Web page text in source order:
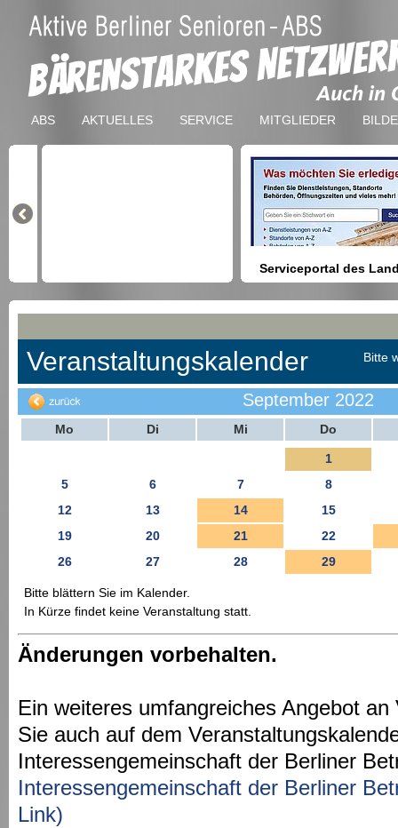
ABS AKTUELLES SERVICE MITGLIEDER
Serviceportal des
Berlin
Anmeldung bei Ämtern usw.
Veranstaltungskalender Bitte
September 2022
Mo Di Mi Do
1
5
6 7
8
12
13 14
15
19
20 21
22
26
27 28 29
Bitte blättern Sie im Kalender.
In Kürze findet keine Veranstaltung statt.
Änderungen vorbehalten.
Ein weiteres umfangreiches Angebot
Sie auch auf dem
Interessengemeinschaft der Berliner
Interessengemeinschaft der Berliner
Link)